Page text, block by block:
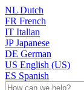
NL Dutch
FR French
IT Italian
JP Japanese
DE German
US English (US)
ES Spanish